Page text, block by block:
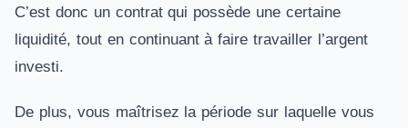
C’est donc un contrat qui possède une certaine
liquidité, tout en continuant à faire travailler l’argent
investi.
De plus, vous maîtrisez la période sur laquelle vous